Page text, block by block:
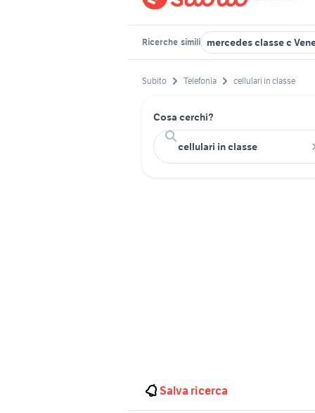
Ricerche simili mercedes classe c
Subito Telefonia cellulari in classe
Cosa cerchi?
Salva ricerca